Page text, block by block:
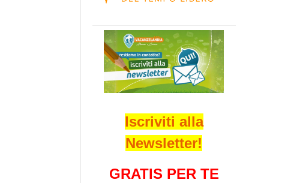
Iscriviti alla
Newsletter!
GRATIS PER TE